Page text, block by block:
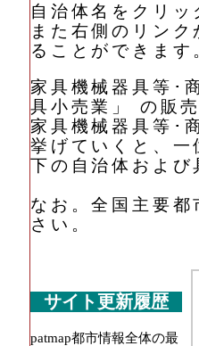
自治体名をクリ
また右側のリン
ることができます
家具機械器具等･
具小売業」 の販
家具機械器具等･
挙げていくと、一
下の自治体および
なお。全国主要
さい。
サイト更新履歴
patmap都市情報全体の最